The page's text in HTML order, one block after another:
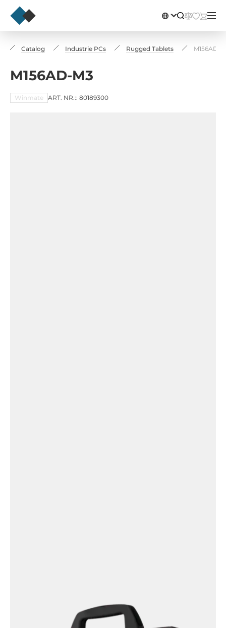
Catalog Industrie PCs Rugged Tablets M156AD-
M156AD-M3
Winmate ART. NR.:: 80189300